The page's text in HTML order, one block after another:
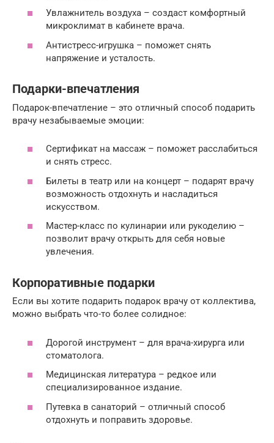
Увлажнитель воздуха – создаст комфортный
микроклимат в кабинете врача.
Антистресс-игрушка – поможет снять
напряжение и усталость.
Подарки-впечатления
Подарок-впечатление – это отличный способ подарить
врачу незабываемые эмоции:
Сертификат на массаж – поможет расслабиться
и снять стресс.
Билеты в театр или на концерт – подарят врачу
возможность отдохнуть и насладиться
искусством.
Мастер-класс по кулинарии или рукоделию –
позволит врачу открыть для себя новые
увлечения.
Корпоративные подарки
Если вы хотите подарить подарок врачу от коллектива,
можно выбрать что-то более солидное:
Дорогой инструмент – для врача-хирурга или
стоматолога.
Медицинская литература – редкое или
специализированное издание.
Путевка в санаторий – отличный способ
отдохнуть и поправить здоровье.